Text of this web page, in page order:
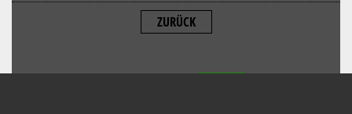
ZURÜCK